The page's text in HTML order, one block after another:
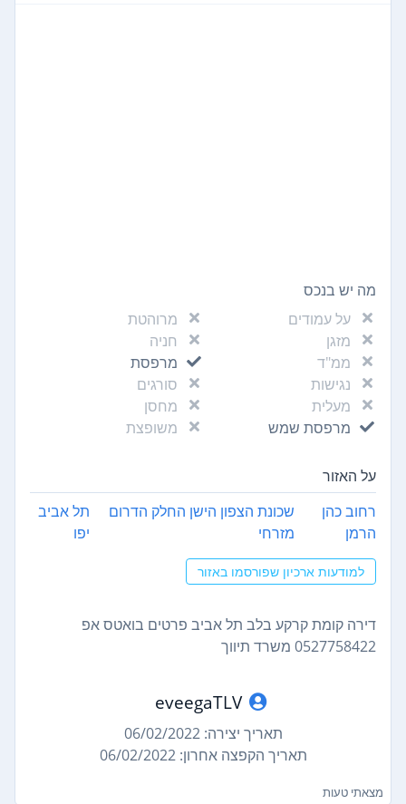
מה יש בנכס
על עמודים
מרוהטת
מזגן
חניה
ממ"ד
מרפסת
נגישות
סורגים
מעלית
מחסן
מרפסת שמש
משופצת
על האזור
רחוב כהן
הרמן
שכונת הצפון הישן החלק הדרום
מזרחי
תל אביב
יפו
למודעות ארכיון שפורסמו באזור
דירה קומת קרקע בלב תל אביב פרטים בואטס אפ
0527758422 משרד תיווך
eveegaTLV
תאריך יצירה: 06/02/2022
תאריך הקפצה אחרון: 06/02/2022
מצאתי טעות